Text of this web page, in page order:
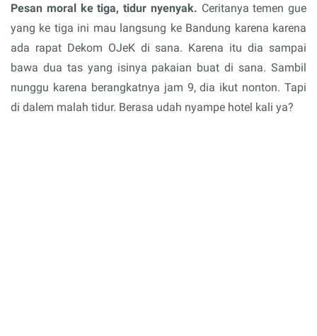
Pesan moral ke tiga, tidur nyenyak. Ceritanya temen gue
yang ke tiga ini mau langsung ke Bandung karena karena
ada rapat Dekom OJeK di sana. Karena itu dia sampai
bawa dua tas yang isinya pakaian buat di sana. Sambil
nunggu karena berangkatnya jam 9, dia ikut nonton. Tapi
di dalem malah tidur. Berasa udah nyampe hotel kali ya?